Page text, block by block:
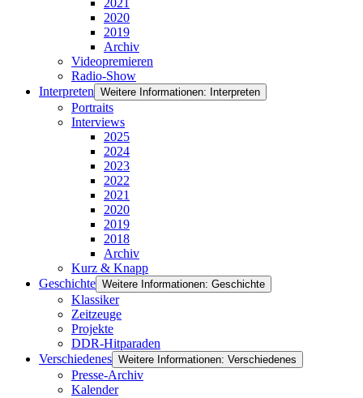
2021
2020
2019
Archiv
Videopremieren
Radio-Show
Interpreten Weitere Informationen: Interpreten
Portraits
Interviews
2025
2024
2023
2022
2021
2020
2019
2018
Archiv
Kurz & Knapp
Geschichte Weitere Informationen: Geschichte
Klassiker
Zeitzeuge
Projekte
DDR-Hitparaden
Verschiedenes Weitere Informationen: Verschiedenes
Presse-Archiv
Kalender